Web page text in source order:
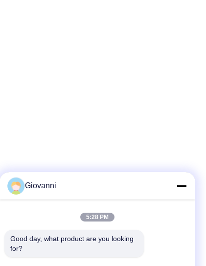
Giovanni
5:28 PM
Good day, what product are you looking
for?